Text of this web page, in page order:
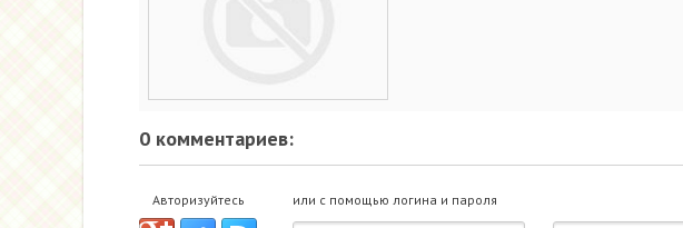
0 комментариев:
Авторизуйтесь или с помощью логина и пароля